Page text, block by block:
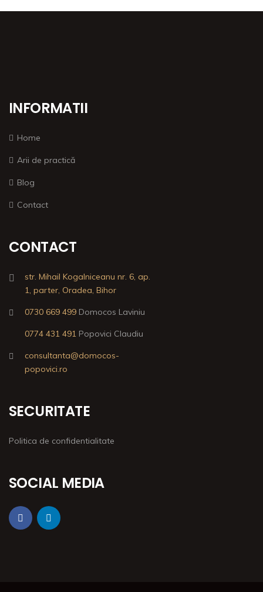
INFORMATII
Home
Arii de practică
Blog
Contact
CONTACT
str. Mihail Kogalniceanu nr. 6, ap.
1, parter, Oradea, Bihor
0730 669 499 Domocos Laviniu
0774 431 491 Popovici Claudiu
consultanta@domocos-
popovici.ro
SECURITATE
Politica de confidentialitate
SOCIAL MEDIA